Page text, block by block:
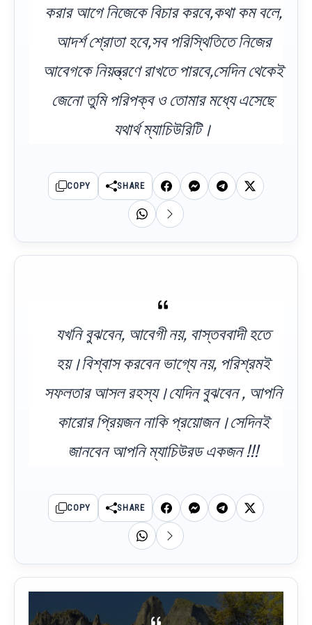
করার আগে নিজেকে বিচার করবে,কথা কম বলে,
আদর্শ শ্রোতা হবে,সব পরিস্থিতিতে নিজের
আবেগকে নিয়ন্ত্রণে রাখতে পারবে,সেদিন থেকেই
জেনো তুমি পরিপক্ব ও তোমার মধ্যে এসেছে
যথার্থ ম্যাচিউরিটি।
COPY SHARE
যখনি বুঝবেন, আবেগী নয়, বাস্তববাদী হতে
হয়।বিশ্বাস করবেন ভাগ্যে নয়, পরিশ্রমই
সফলতার আসল রহস্য।যেদিন বুঝবেন , আপনি
কারোর প্রিয়জন নাকি প্রয়োজন।সেদিনই
জানবেন আপনি ম্যাচিউরড একজন !!!
COPY SHARE